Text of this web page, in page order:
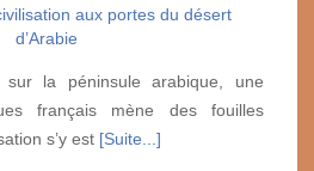
aux portes du désert
d’Arabie
sur la péninsule arabique, une
français mène des fouilles
s’y est [Suite...]